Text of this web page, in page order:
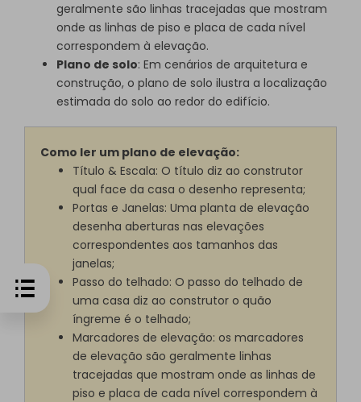
geralmente são linhas tracejadas que mostram
onde as linhas de piso e placa de cada nível
correspondem à elevação.
Plano de solo: Em cenários de arquitetura e
construção, o plano de solo ilustra a localização
estimada do solo ao redor do edifício.
Como ler um plano de elevação:
Título & Escala: O título diz ao construtor
qual face da casa o desenho representa;
Portas e Janelas: Uma planta de elevação
desenha aberturas nas elevações
correspondentes aos tamanhos das
janelas;
Passo do telhado: O passo do telhado de
uma casa diz ao construtor o quão
íngreme é o telhado;
Marcadores de elevação: os marcadores
de elevação são geralmente linhas
tracejadas que mostram onde as linhas de
piso e placa de cada nível correspondem à